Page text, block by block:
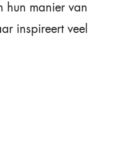
hun manier van
inspireert veel